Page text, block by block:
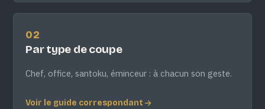
02
Par type de coupe
Chef, office, santoku, éminceur : à chacun son geste.
Voir le guide correspondant